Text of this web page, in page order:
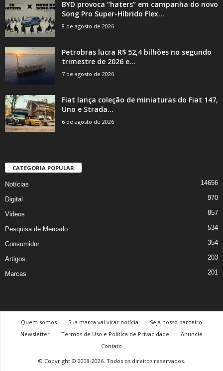
BYD provoca “haters” em campanha do novo
Song Pro Super-Híbrido Flex...
8 de agosto de 2026
Petrobras lucra R$ 52,4 bilhões no segundo
trimestre de 2026 e...
7 de agosto de 2026
Fiat lança coleção de miniaturas do Fiat 147,
Uno e Strada...
6 de agosto de 2026
CATEGORIA POPULAR
Notícias 14656
Digital 970
Videos 857
Pesquisa de Mercado 534
Consumidor 354
Artigos 203
Marcas 201
Quem somos Sua marca vai virar notícia
Seja nosso parceiro
Newsletter
Termos de Uso e Política de Privacidade
Anuncie
Contato
© Copyright © 2008-2026. Todos os direitos reservados.